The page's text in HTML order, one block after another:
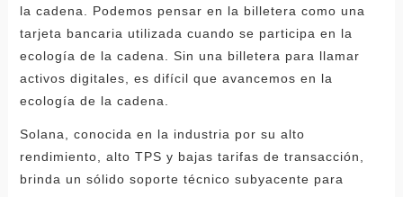
la cadena. Podemos pensar en la billetera como una
tarjeta bancaria utilizada cuando se participa en la
ecología de la cadena. Sin una billetera para llamar
activos digitales, es difícil que avancemos en la
ecología de la cadena.
Solana, conocida en la industria por su alto
rendimiento, alto TPS y bajas tarifas de transacción,
brinda un sólido soporte técnico subyacente para